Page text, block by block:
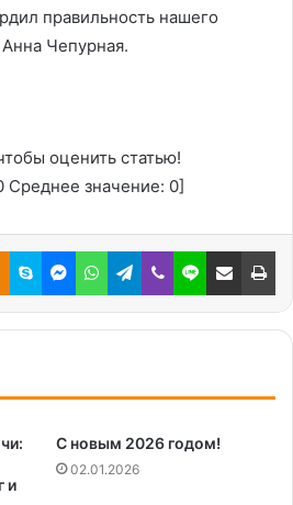
правильность нашего
Чепурная.
оценить статью!
Среднее значение: 0]
Одноклассники
SkypeMessenger
WhatsApp
Telegram
ViberLine Поделиться через электронную почту
и
С новым 2026 годом!
02.01.2026